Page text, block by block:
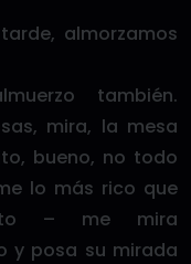
almorzamos
también.
mira, la mesa
bueno, no todo
lo más rico que
– me mira
y posa su mirada